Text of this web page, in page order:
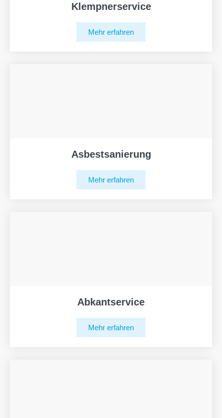
Klempnerservice
Mehr erfahren
Asbestsanierung
Mehr erfahren
Abkantservice
Mehr erfahren